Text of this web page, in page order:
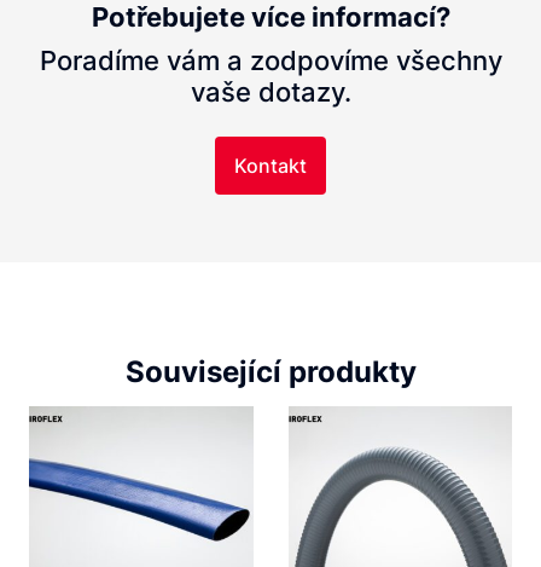
Potřebujete více informací?
Poradíme vám a zodpovíme všechny
vaše dotazy.
Kontakt
Související produkty